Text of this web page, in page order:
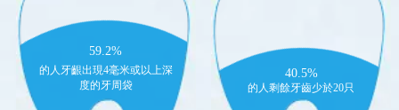
59.2%
的人牙齦出現4毫米或以上深
度的牙周袋
40.5%
的人剩餘牙齒少於20只